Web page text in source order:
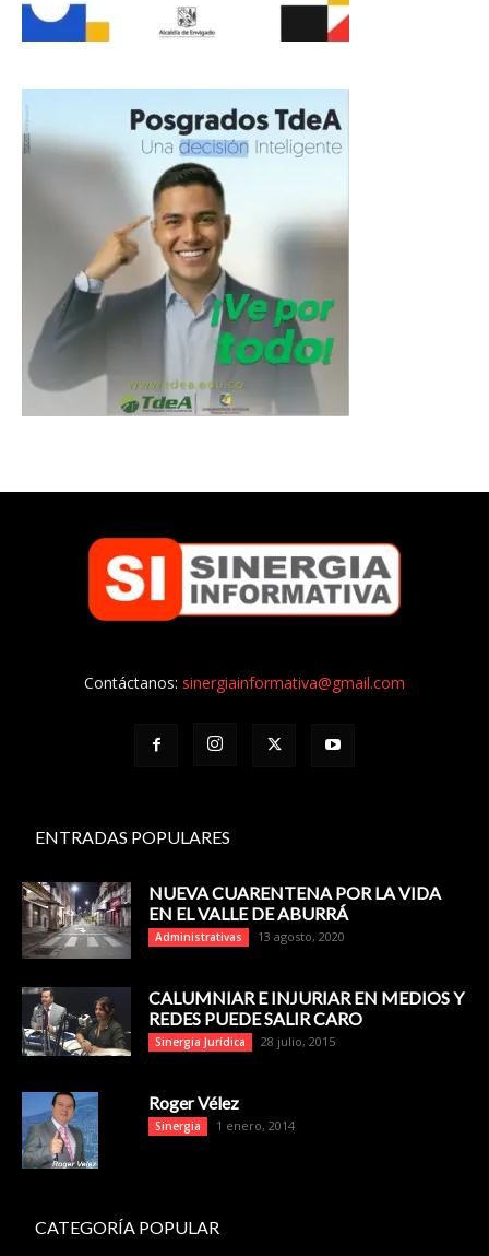
Contáctanos: sinergiainformativa@gmail.com
ENTRADAS POPULARES
NUEVA CUARENTENA POR LA VIDA
EN EL VALLE DE ABURRÁ
Administrativas 13 agosto, 2020
CALUMNIAR E INJURIAR EN MEDIOS Y
REDES PUEDE SALIR CARO
Sinergia Jurídica 28 julio, 2015
Roger Vélez
Sinergia 1 enero, 2014
CATEGORÍA POPULAR